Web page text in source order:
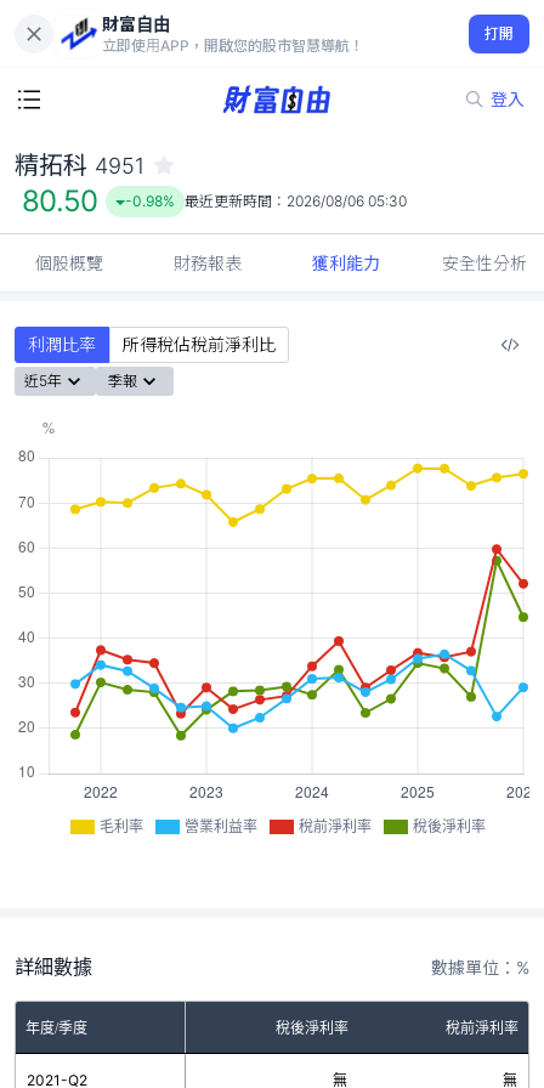
財富自由
立即使用APP，開啟您的股市智慧導航！
打開
登入
80.50
-0.98%
精拓科 4951
80.50 -0.98% 最近更新時間： 2026/08/06 05:30
個股概覽 財務報表 獲利能力 安全性分析
利潤比率 所得稅佔稅前淨利比
近5年 季報
毛利率 營業利益率 稅前淨利率 稅後淨利率
詳細數據 數據單位：%
年度/季度 稅後淨利率 稅前淨利率
2021-Q2 無 無